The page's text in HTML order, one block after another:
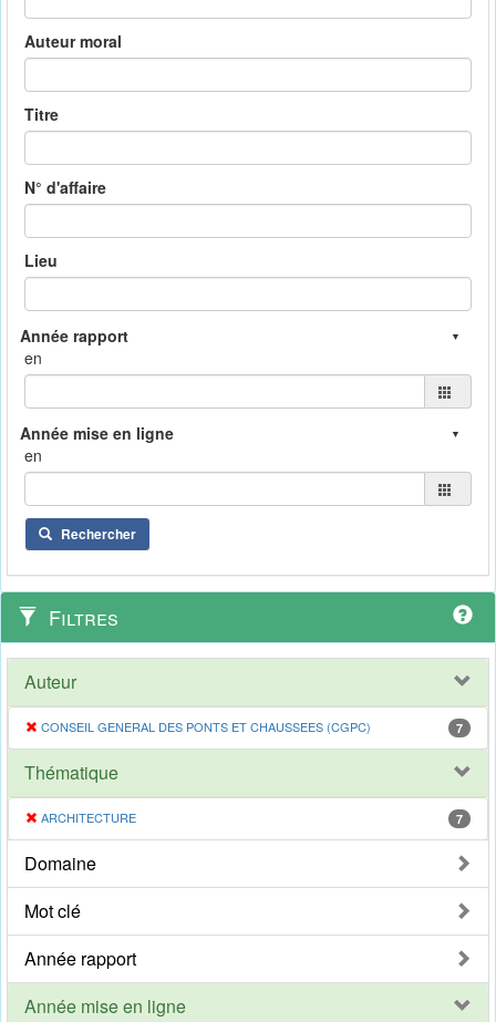
Auteur moral
Titre
N° d'affaire
Lieu
en
en
Rechercher
Filtres
Auteur
CONSEIL GENERAL DES PONTS ET CHAUSSEES (CGPC) 7
Thématique
ARCHITECTURE 7
Domaine
Mot clé
Année rapport
Année mise en ligne